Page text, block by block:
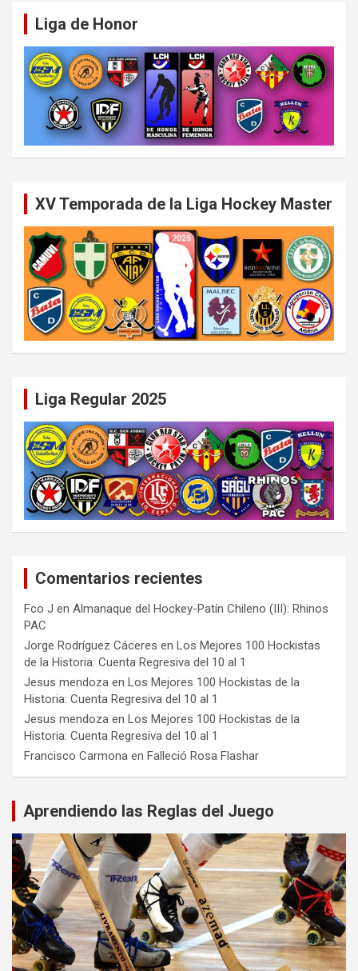
Liga de Honor
XV Temporada de la Liga Hockey Master
Liga Regular 2025
Comentarios recientes
Fco J en Almanaque del Hockey-Patín Chileno (III): Rhinos
PAC
Jorge Rodríguez Cáceres en Los Mejores 100 Hockistas
de la Historia: Cuenta Regresiva del 10 al 1
Jesus mendoza en Los Mejores 100 Hockistas de la
Historia: Cuenta Regresiva del 10 al 1
Jesus mendoza en Los Mejores 100 Hockistas de la
Historia: Cuenta Regresiva del 10 al 1
Francisco Carmona en Falleció Rosa Flashar
Aprendiendo las Reglas del Juego